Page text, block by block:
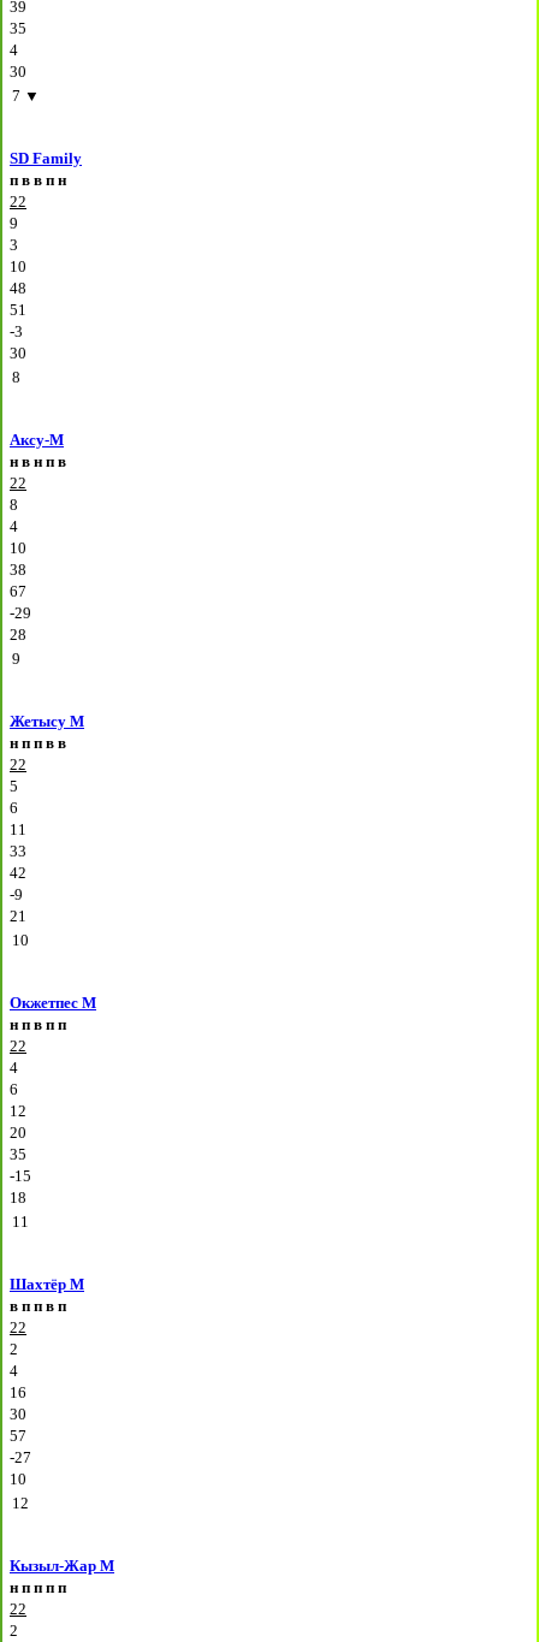
39
35
4
30
7 ▼
SD Family
п в в п н
22
9
3
10
48
51
-3
30
8
Аксу-М
н в н п в
22
8
4
10
38
67
-29
28
9
Жетысу М
н п п в в
22
5
6
11
33
42
-9
21
10
Окжетпес М
н п в п п
22
4
6
12
20
35
-15
18
11
Шахтёр М
в п п в п
22
2
4
16
30
57
-27
10
12
Кызыл-Жар М
н п п п п
22
2